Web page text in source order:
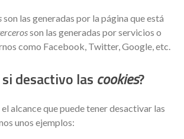
son las generadas por la página que está
son las generadas por servicios o
como Facebook, Twitter, Google, etc.
desactivo las cookies?
alcance que puede tener desactivar las
unos ejemplos: